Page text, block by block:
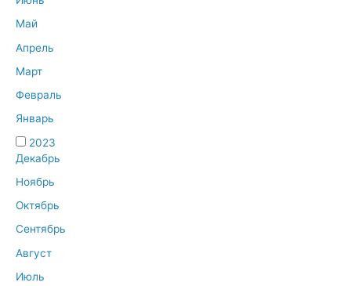
Май
Апрель
Март
Февраль
Январь
2023
Декабрь
Ноябрь
Октябрь
Сентябрь
Август
Июль